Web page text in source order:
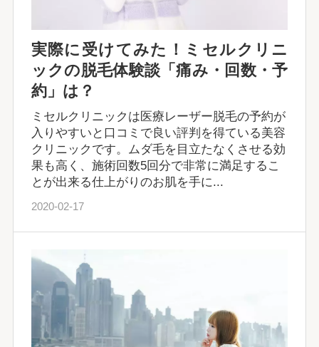
実際に受けてみた！ミセルクリニ
ックの脱毛体験談「痛み・回数・予
約」は？
ミセルクリニックは医療レーザー脱毛の予約が
入りやすいと口コミで良い評判を得ている美容
クリニックです。ムダ毛を目立たなくさせる効
果も高く、施術回数5回分で非常に満足するこ
とが出来る仕上がりのお肌を手に...
2020-02-17